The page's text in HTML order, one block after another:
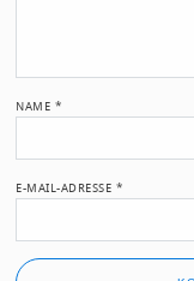
NAME *
E-MAIL-ADRESSE *